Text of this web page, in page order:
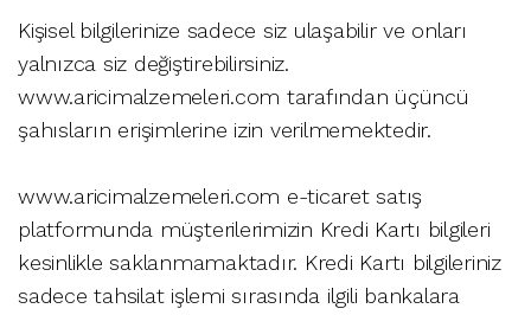
Kişisel bilgilerinize sadece siz ulaşabilir ve onları
yalnızca siz değiştirebilirsiniz.
www.aricimalzemeleri.com tarafından üçüncü
şahısların erişimlerine izin verilmemektedir.
www.aricimalzemeleri.com e-ticaret satış
platformunda müşterilerimizin Kredi Kartı bilgileri
kesinlikle saklanmamaktadır. Kredi Kartı bilgileriniz
sadece tahsilat işlemi sırasında ilgili bankalara